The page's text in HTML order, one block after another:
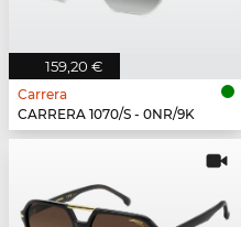
159,20 €
Carrera
CARRERA 1070/S - 0NR/9K